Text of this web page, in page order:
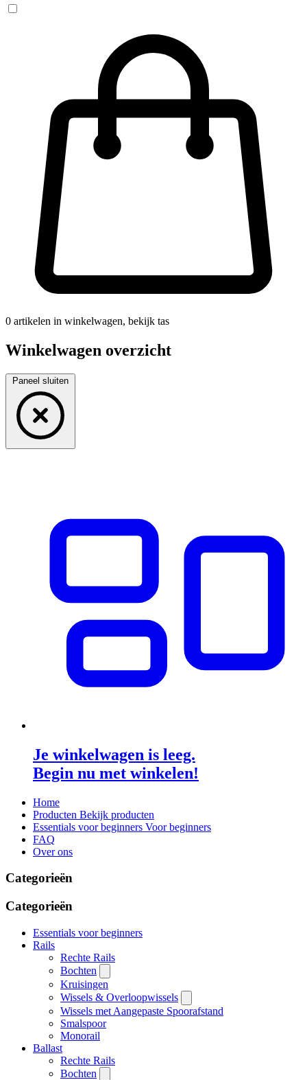
0 artikelen in winkelwagen, bekijk tas
Winkelwagen overzicht
Paneel sluiten
Je winkelwagen is leeg.
Begin nu met winkelen!
Home
Producten Bekijk producten
Essentials voor beginners Voor beginners
FAQ
Over ons
Categorieën
Categorieën
Essentials voor beginners
Rails
Rechte Rails
Bochten
Kruisingen
Wissels & Overloopwissels
Wissels met Aangepaste Spoorafstand
Smalspoor
Monorail
Ballast
Rechte Rails
Bochten